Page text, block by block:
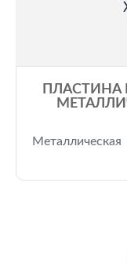
ПЛАСТИНА
Металлическая